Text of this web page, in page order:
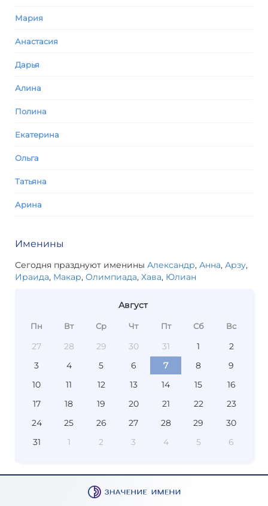
Мария
Анастасия
Дарья
Алина
Полина
Екатерина
Ольга
Татьяна
Арина
Именины
Сегодня празднуют именины Александр, Анна, Арзу,
Ираида, Макар, Олимпиада, Хава, Юлиан
Август
Пн Вт Ср Чт Пт Сб Вс
27 28 29 30 31 1
2
3
4 5 6 7 8
9
10
11 12 13 14 15
16
17
18 19 20 21 22
23
24
25 26 27 28 29
30
31
1 2 3 4 5 6